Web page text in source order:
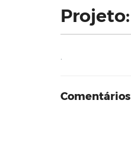
Projeto:
Comentários